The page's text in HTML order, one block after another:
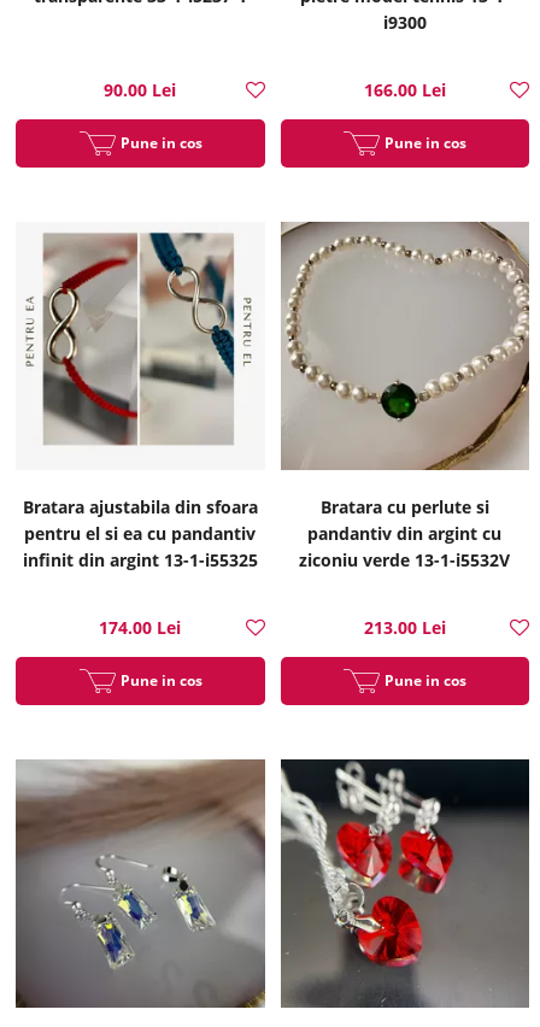
90.00 Lei
Pune in cos
i9300
166.00 Lei
Pune in cos
Bratara ajustabila din sfoara
pentru el si ea cu pandantiv
infinit din argint 13-1-i55325
174.00 Lei
Pune in cos
Bratara cu perlute si
pandantiv din argint cu
ziconiu verde 13-1-i5532V
213.00 Lei
Pune in cos